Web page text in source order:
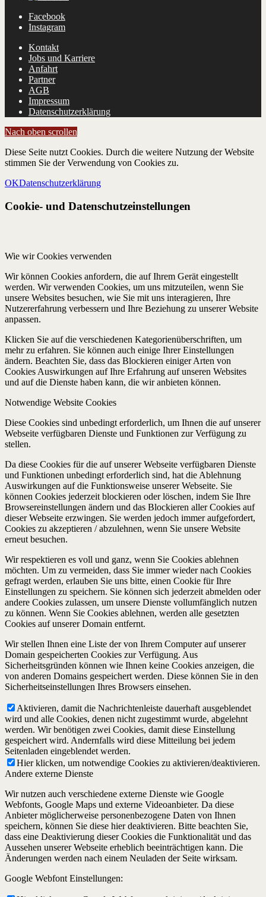
Facebook
Instagram
Kontakt
Jobs und Karriere
Anfahrt
Partner
AGB
Impressum
Datenschutzerklärung
Nach oben scrollen
Diese Seite nutzt Cookies. Durch die weitere Nutzung der Website
stimmen Sie der Verwendung von Cookies zu.
OKDatenschutzerklärung
Cookie- und Datenschutzeinstellungen
Wie wir Cookies verwenden
Wir können Cookies anfordern, die auf Ihrem Gerät eingestellt
werden. Wir verwenden Cookies, um uns mitzuteilen, wenn Sie
unsere Websites besuchen, wie Sie mit uns interagieren, Ihre
Nutzererfahrung verbessern und Ihre Beziehung zu unserer Website
anpassen.
Klicken Sie auf die verschiedenen Kategorienüberschriften, um
mehr zu erfahren. Sie können auch einige Ihrer Einstellungen
ändern. Beachten Sie, dass das Blockieren einiger Arten von
Cookies Auswirkungen auf Ihre Erfahrung auf unseren Websites
und auf die Dienste haben kann, die wir anbieten können.
Notwendige Website Cookies
Diese Cookies sind unbedingt erforderlich, um Ihnen die auf unserer
Webseite verfügbaren Dienste und Funktionen zur Verfügung zu
stellen.
Da diese Cookies für die auf unserer Webseite verfügbaren Dienste
und Funktionen unbedingt erforderlich sind, hat die Ablehnung
Auswirkungen auf die Funktionsweise unserer Webseite. Sie
können Cookies jederzeit blockieren oder löschen, indem Sie Ihre
Browsereinstellungen ändern und das Blockieren aller Cookies auf
dieser Webseite erzwingen. Sie werden jedoch immer aufgefordert,
Cookies zu akzeptieren / abzulehnen, wenn Sie unsere Website
erneut besuchen.
Wir respektieren es voll und ganz, wenn Sie Cookies ablehnen
möchten. Um zu vermeiden, dass Sie immer wieder nach Cookies
gefragt werden, erlauben Sie uns bitte, einen Cookie für Ihre
Einstellungen zu speichern. Sie können sich jederzeit abmelden oder
andere Cookies zulassen, um unsere Dienste vollumfänglich nutzen
zu können. Wenn Sie Cookies ablehnen, werden alle gesetzten
Cookies auf unserer Domain entfernt.
Wir stellen Ihnen eine Liste der von Ihrem Computer auf unserer
Domain gespeicherten Cookies zur Verfügung. Aus
Sicherheitsgründen können wie Ihnen keine Cookies anzeigen, die
von anderen Domains gespeichert werden. Diese können Sie in den
Sicherheitseinstellungen Ihres Browsers einsehen.
Aktivieren, damit die Nachrichtenleiste dauerhaft ausgeblendet
wird und alle Cookies, denen nicht zugestimmt wurde, abgelehnt
werden. Wir benötigen zwei Cookies, damit diese Einstellung
gespeichert wird. Andernfalls wird diese Mitteilung bei jedem
Seitenladen eingeblendet werden.
Hier klicken, um notwendige Cookies zu aktivieren/deaktivieren.
Andere externe Dienste
Wir nutzen auch verschiedene externe Dienste wie Google
Webfonts, Google Maps und externe Videoanbieter. Da diese
Anbieter möglicherweise personenbezogene Daten von Ihnen
speichern, können Sie diese hier deaktivieren. Bitte beachten Sie,
dass eine Deaktivierung dieser Cookies die Funktionalität und das
Aussehen unserer Webseite erheblich beeinträchtigen kann. Die
Änderungen werden nach einem Neuladen der Seite wirksam.
Google Webfont Einstellungen: